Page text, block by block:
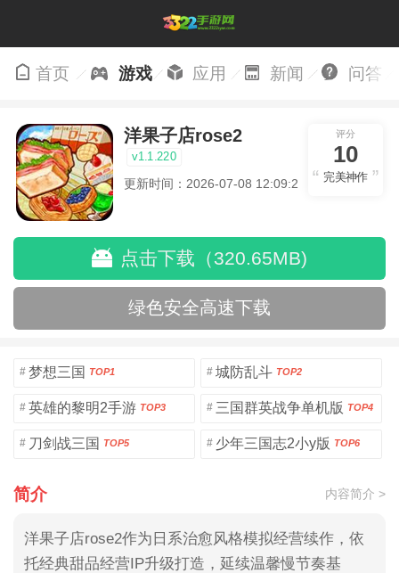
首页 游戏 应用 新闻 问答
洋果子店rose2
v1.1.220
更新时间：2026-07-08 12:09:22
评分
10
完美神作
点击下载（320.65MB)
绿色安全高速下载
# 梦想三国 TOP1 # 城防乱斗 TOP2
# 英雄的黎明2手游 TOP3 # 三国群英战争单机版 TOP4
# 刀剑战三国 TOP5 # 少年三国志2小y版 TOP6
简介 内容简介 >
洋果子店rose2作为日系治愈风格模拟经营续作，依
托经典甜品经营IP升级打造，延续温馨慢节奏基